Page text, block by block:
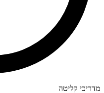
מדריכי קליטה